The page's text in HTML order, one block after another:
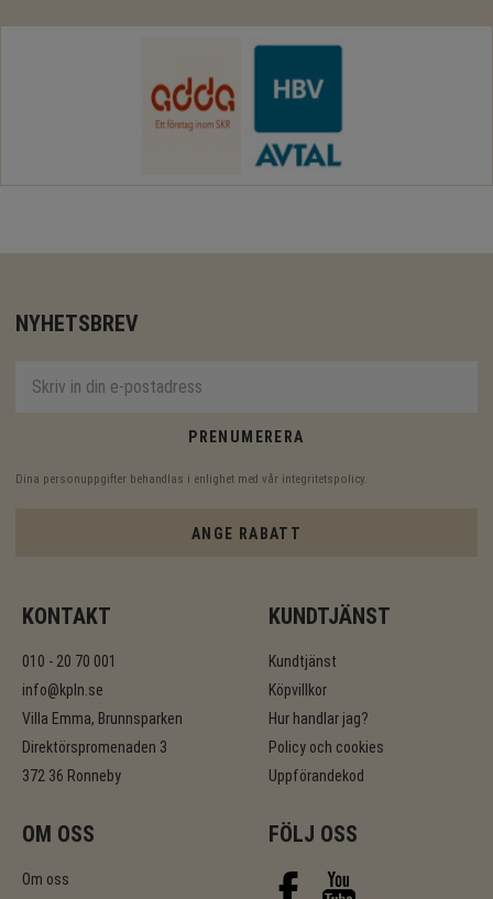
NYHETSBREV
PRENUMERERA
Dina personuppgifter behandlas i enlighet med vår integritetspolicy
ANGE RABATT
KONTAKT
010 - 20 70 001
info@kpln.se
Villa Emma, Brunnsparken
Direktörspromenaden 3
372 36 Ronneby
KUNDTJÄNST
Kundtjänst
Köpvillkor
Hur handlar jag?
Policy och cookies
Uppförandekod
OM OSS
Om oss
FÖLJ OSS